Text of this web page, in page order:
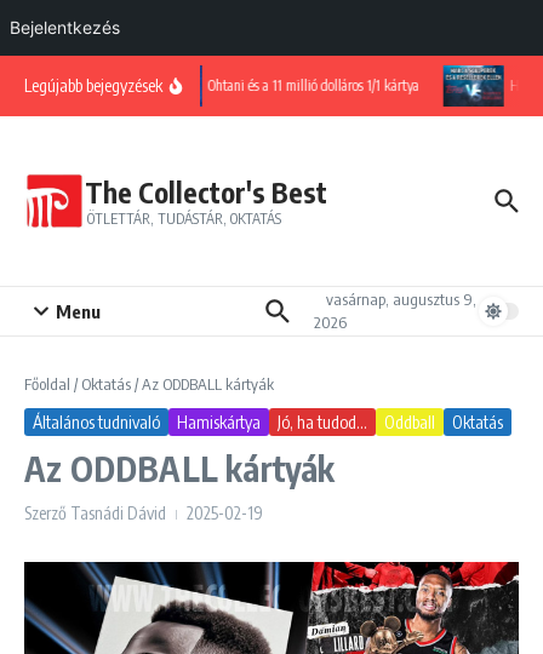
Bejelentkezés
Legújabb bejegyzések
Ohtani és a 11 millió dolláros 1/1 kártya Harc a
The Collector's Best
ÖTLETTÁR, TUDÁSTÁR, OKTATÁS
Menu
vasárnap, augusztus 9,
2026
Főoldal /Oktatás/Az ODDBALL kártyák
Általános tudnivaló Hamiskártya Jó, ha tudod... Oddball Oktatás
Az ODDBALL kártyák
Szerző Tasnádi Dávid 2025-02-19